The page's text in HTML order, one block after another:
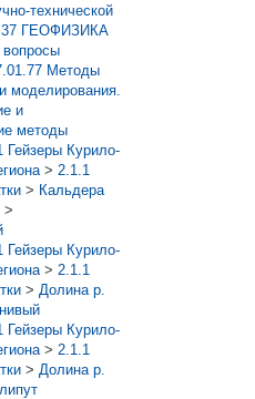
технической
37 ГЕОФИЗИКА
Методы
моделирования.
и
методы
Гейзеры Курило-
> 2.1.1
> Кальдера
>
Гейзеры Курило-
> 2.1.1
> Долина р.
Гейзеры Курило-
> 2.1.1
> Долина р.